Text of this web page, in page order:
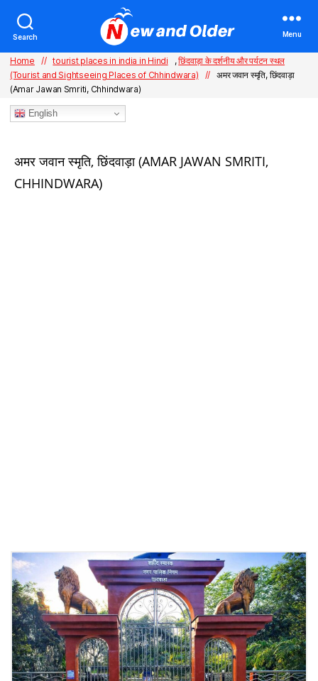
Search Menu
Home // tourist places in india in Hindi ,छिंदवाड़ा के दर्शनीय और पर्यटन स्थल
(Tourist and Sightseeing Places of Chhindwara)
//
अमर जवान स्मृति, छिंदवाड़ा
(Amar Jawan Smriti, Chhindwara)
English
Categories
अमर जवान स्मृति, छिंदवाड़ा (AMAR JAWAN SMRITI,
CHHINDWARA)